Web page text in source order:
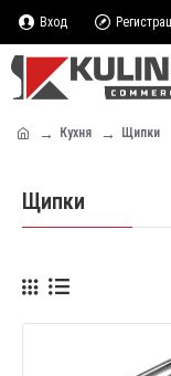
Вход
Кухня Щипки
Щипки